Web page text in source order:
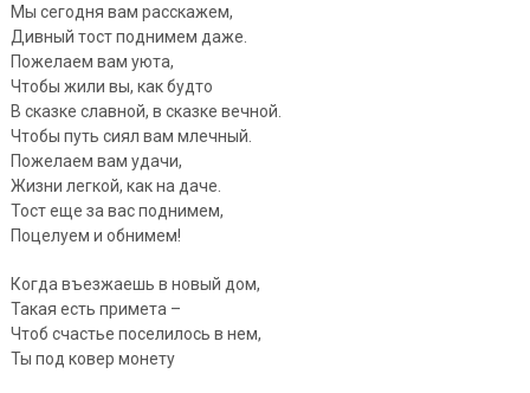
Мы сегодня вам расскажем,
Дивный тост поднимем даже.
Пожелаем вам уюта,
Чтобы жили вы, как будто
В сказке славной, в сказке вечной.
Чтобы путь сиял вам млечный.
Пожелаем вам удачи,
Жизни легкой, как на даче.
Тост еще за вас поднимем,
Поцелуем и обнимем!
Когда въезжаешь в новый дом,
Такая есть примета –
Чтоб счастье поселилось в нем,
Ты под ковер монету